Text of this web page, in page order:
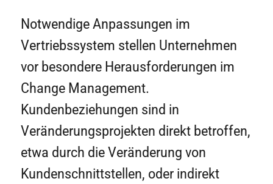
Notwendige Anpassungen im
Vertriebssystem stellen Unternehmen
vor besondere Herausforderungen im
Change Management.
Kundenbeziehungen sind in
Veränderungsprojekten direkt betroffen,
etwa durch die Veränderung von
Kundenschnittstellen, oder indirekt